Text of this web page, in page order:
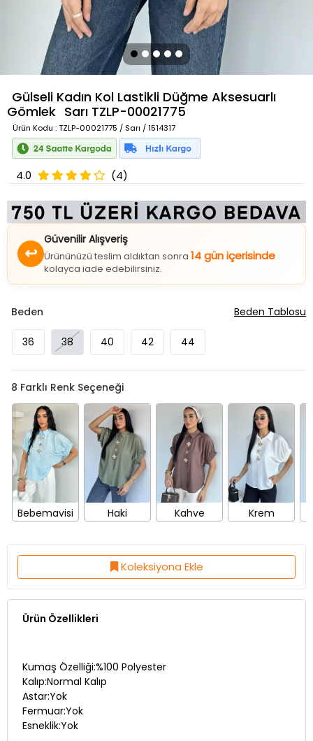
Gülseli Kadın Kol Lastikli Düğme Aksesuarlı
Gömlek Sarı TZLP-00021775
Ürün Kodu : TZLP-00021775 / Sarı / 1514317
4.0 (4)
↩
Güvenilir Alışveriş
Ürününüzü teslim aldıktan sonra 14 gün içerisinde
kolayca iade edebilirsiniz.
Beden
36 38 40 42 44
Beden Tablosu
8 Farklı Renk Seçeneği
Bebemavisi Haki Kahve Krem
Koleksiyona Ekle
Ürün Özellikleri
Kumaş Özelliği:%100 Polyester
Kalıp:Normal Kalıp
Astar:Yok
Fermuar:Yok
Esneklik:Yok